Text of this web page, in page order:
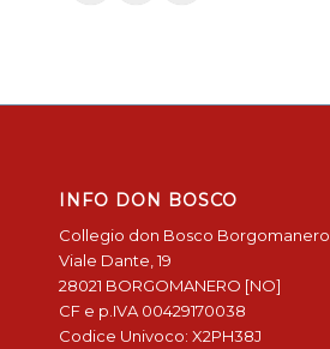
INFO DON BOSCO
Collegio don Bosco Borgomanero
Viale Dante, 19
28021 BORGOMANERO [NO]
CF e p.IVA 00429170038
Codice Univoco: X2PH38J